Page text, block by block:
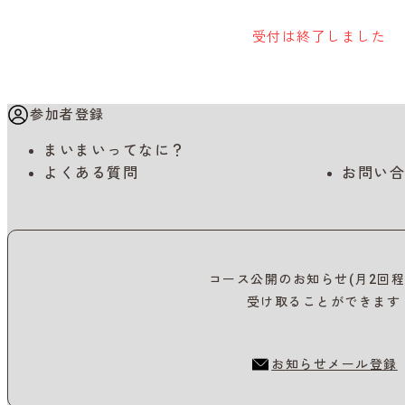
受付は終了しました
参加者登録
まいまいってなに？
よくある質問
お問い
コース公開のお知らせ(月2回
受け取ることができます
お知らせメール登録